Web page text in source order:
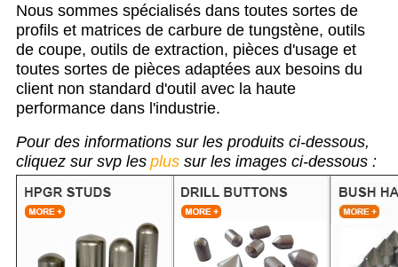
Nous sommes spécialisés dans toutes sortes de
profils et matrices de carbure de tungstène, outils
de coupe, outils de extraction, pièces d'usage et
toutes sortes de pièces adaptées aux besoins du
client non standard d'outil avec la haute
performance dans l'industrie.
Pour des informations sur les produits ci-dessous,
cliquez sur svp les plussur les images ci-dessous :